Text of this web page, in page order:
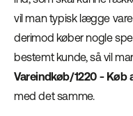
vil man typisk lægge
derimod køber nogle
bestemt kunde, så vil
Vareindkøb/1220 - Køb
med det samme.